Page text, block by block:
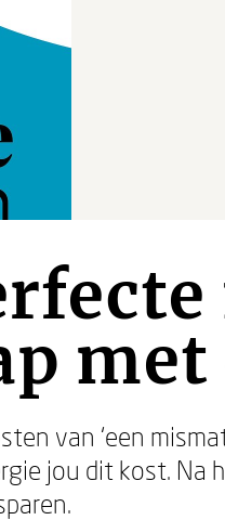
van ‘een
jou dit kost. Na